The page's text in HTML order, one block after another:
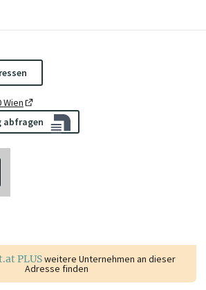
abfragen
PLUSweitere Unternehmen an dieser
Adresse finden